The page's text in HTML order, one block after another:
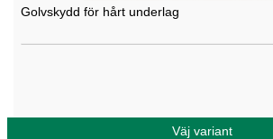
Golvskydd för hårt underlag
Väj variant